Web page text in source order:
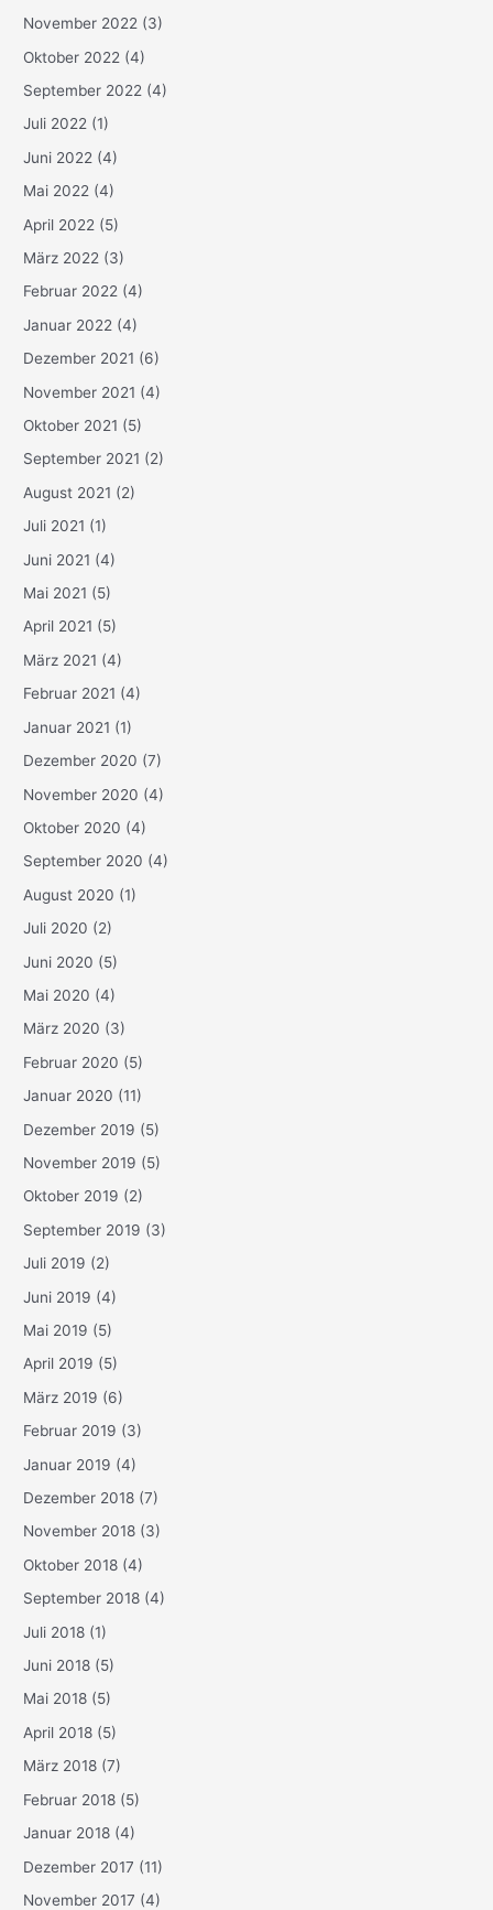
November 2022 (3)
Oktober 2022 (4)
September 2022 (4)
Juli 2022 (1)
Juni 2022 (4)
Mai 2022 (4)
April 2022 (5)
März 2022 (3)
Februar 2022 (4)
Januar 2022 (4)
Dezember 2021 (6)
November 2021 (4)
Oktober 2021 (5)
September 2021 (2)
August 2021 (2)
Juli 2021 (1)
Juni 2021 (4)
Mai 2021 (5)
April 2021 (5)
März 2021 (4)
Februar 2021 (4)
Januar 2021 (1)
Dezember 2020 (7)
November 2020 (4)
Oktober 2020 (4)
September 2020 (4)
August 2020 (1)
Juli 2020 (2)
Juni 2020 (5)
Mai 2020 (4)
März 2020 (3)
Februar 2020 (5)
Januar 2020 (11)
Dezember 2019 (5)
November 2019 (5)
Oktober 2019 (2)
September 2019 (3)
Juli 2019 (2)
Juni 2019 (4)
Mai 2019 (5)
April 2019 (5)
März 2019 (6)
Februar 2019 (3)
Januar 2019 (4)
Dezember 2018 (7)
November 2018 (3)
Oktober 2018 (4)
September 2018 (4)
Juli 2018 (1)
Juni 2018 (5)
Mai 2018 (5)
April 2018 (5)
März 2018 (7)
Februar 2018 (5)
Januar 2018 (4)
Dezember 2017 (11)
November 2017 (4)